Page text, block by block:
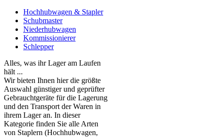
Hochhubwagen & Stapler
Schubmaster
Niederhubwagen
Kommissionierer
Schlepper
Alles, was ihr Lager am Laufen
hält ...
Wir bieten Ihnen hier die größte
Auswahl günstiger und geprüfter
Gebrauchtgeräte für die Lagerung
und den Transport der Waren in
ihrem Lager an. In dieser
Kategorie finden Sie alle Arten
von Staplern (Hochhubwagen,